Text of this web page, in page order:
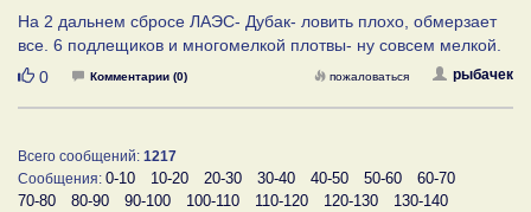
На 2 дальнем сбросе ЛАЭС- Дубак- ловить плохо, обмерзает
все. 6 подлещиков и многомелкой плотвы- ну совсем мелкой.
Нравится
0 Комментарии (0) рыбачек
пожаловаться
Всего сообщений: 1217
Сообщения: 0-10 10-20 20-30 30-40 40-50 50-60
60-70
70-80
80-90 90-100 100-110 110-120 120-130
130-140